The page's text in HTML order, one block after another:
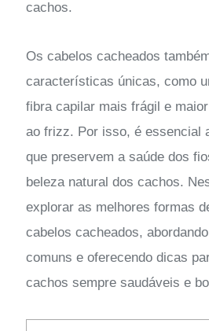
cachos.
Os cabelos cacheados
características únicas, como
fibra capilar mais frágil e
ao frizz. Por isso, é essencial
que preservem a saúde dos
beleza natural dos cachos.
explorar as melhores formas
cabelos cacheados,
comuns e oferecendo dicas
cachos sempre saudáveis e